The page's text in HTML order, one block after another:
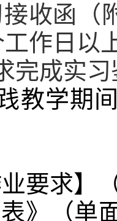
收函（
工作日以
完成实
教学期
业要求】
表》（